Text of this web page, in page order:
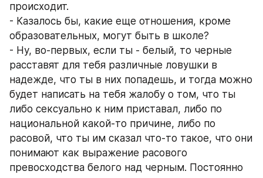
происходит.
- Казалось бы, какие еще отношения, кроме
образовательных, могут быть в школе?
- Ну, во-первых, если ты - белый, то черные
расставят для тебя различные ловушки в
надежде, что ты в них попадешь, и тогда можно
будет написать на тебя жалобу о том, что ты
либо сексуально к ним приставал, либо по
национальной какой-то причине, либо по
расовой, что ты им сказал что-то такое, что они
понимают как выражение расового
превосходства белого над черным. Постоянно